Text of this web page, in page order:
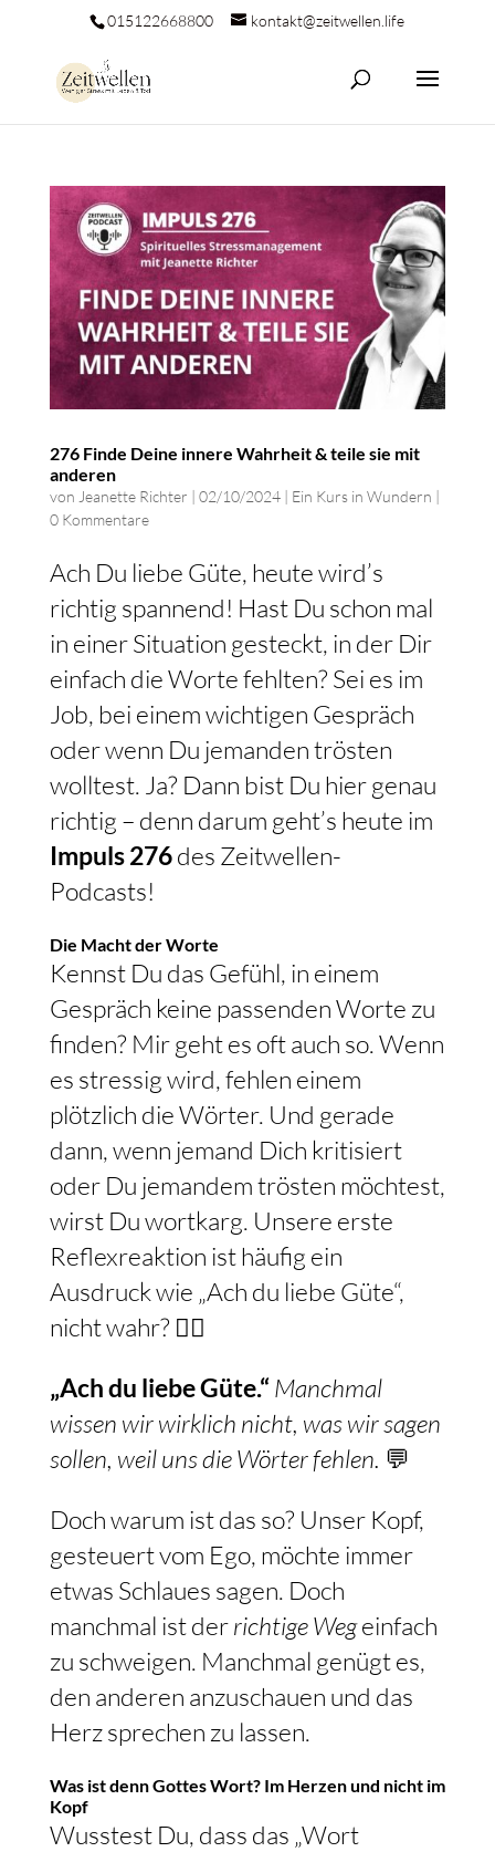
015122668800 kontakt@zeitwellen.life
276 Finde Deine innere Wahrheit & teile sie mit
anderen
von Jeanette Richter | 02/10/2024| Ein Kurs in Wundern |
0 Kommentare
Ach Du liebe Güte, heute wird’s
richtig spannend! Hast Du schon mal
in einer Situation gesteckt, in der Dir
einfach die Worte fehlten? Sei es im
Job, bei einem wichtigen Gespräch
oder wenn Du jemanden trösten
wolltest. Ja? Dann bist Du hier genau
richtig – denn darum geht’s heute im
Impuls 276des Zeitwellen-
Podcasts!
Die Macht der Worte
Kennst Du das Gefühl, in einem
Gespräch keine passenden Worte zu
finden? Mir geht es oft auch so. Wenn
es stressig wird, fehlen einem
plötzlich die Wörter. Und gerade
dann, wenn jemand Dich kritisiert
oder Du jemandem trösten möchtest,
wirst Du wortkarg. Unsere erste
Reflexreaktion ist häufig ein
Ausdruck wie „Ach du liebe Güte“,
nicht wahr? 🤷‍♀️
„Ach du liebe Güte.“Manchmal
wissen wir wirklich nicht, was wir sagen
sollen, weil uns die Wörter fehlen. 💬
Doch warum ist das so? Unser Kopf,
gesteuert vom Ego, möchte immer
etwas Schlaues sagen. Doch
manchmal ist derrichtige Wegeinfach
zu schweigen. Manchmal genügt es,
den anderen anzuschauen und das
Herz sprechen zu lassen.
Was ist denn Gottes Wort? Im Herzen und nicht im
Kopf
Wusstest Du, dass das „Wort